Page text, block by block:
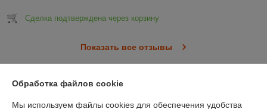
Сделка подтверждена через корзину
Показать все отзывы
О нас
Обработка файлов cookie
Мы используем файлы cookies для обеспечения удобства